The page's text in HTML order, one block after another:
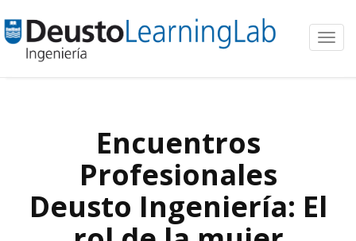
Encuentros
Profesionales
Deusto Ingeniería: El